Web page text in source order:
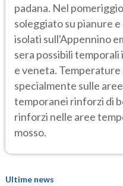
padana. Nel
soleggiato su pianure
isolati sull'Appennino
sera possibili temporali
e veneta. Temperature
specialmente sulle
temporanei rinforzi di
rinforzi nelle aree
mosso.
Ultime news